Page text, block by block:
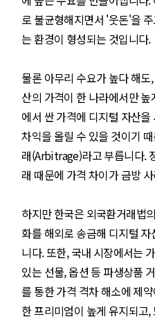
로 불균형해지면서 '웃돈'을
는 환경이 형성되는 것입니다.
물론 아무리 수요가 높다 해
산의 가격이 한 나라에서만
에서 싼 가격에 디지털 자산
차익을 올릴 수 있을 것이기
래(Arbitrage)라고 부릅니다.
래 때문에 가격 차이가 금방
하지만 한국은 외국환거래법
화를 해외로 송금해 디지털
니다. 또한, 국내 시장에서는
있는 선물, 옵션 등 파생상품
를 통한 가격 격차 해소에 제
한 프리미엄이 높게 유지되고